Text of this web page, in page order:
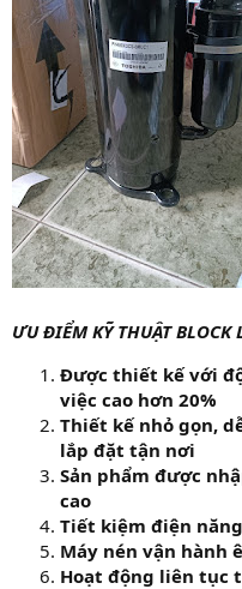
ƯU ĐIỂM KỸ THUẬT BLOCK
Được thiết kế với
việc cao hơn 20%
Thiết kế nhỏ gọn,
lắp đặt tận nơi
Sản phẩm được
cao
Tiết kiệm điện
Máy nén vận hành
Hoạt động liên tục